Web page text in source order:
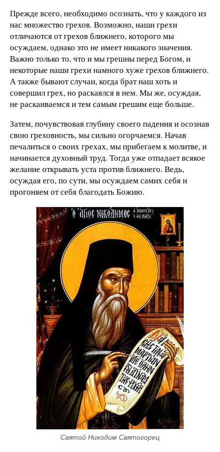
Прежде всего, необходимо осознать, что у каждого из
нас множество грехов. Возможно, наши грехи
отличаются от грехов ближнего, которого мы
осуждаем, однако это не имеет никакого значения.
Важно только то, что и мы грешны перед Богом, и
некоторые наши грехи намного хуже грехов ближнего.
А также бывают случаи, когда брат наш хоть и
совершил грех, но раскаялся в нем. Мы же, осуждая,
не раскаиваемся и тем самым грешим еще больше.
Затем, почувствовав глубину своего падения и осознав
свою греховность, мы сильно огорчаемся. Начав
печалиться о своих грехах, мы прибегаем к молитве, и
начинается духовный труд. Тогда уже отпадает всякое
желание открывать уста против ближнего. Ведь,
осуждая его, по сути, мы осуждаем самих себя и
прогоняем от себя благодать Божию.
Святой Никодим Святогорец